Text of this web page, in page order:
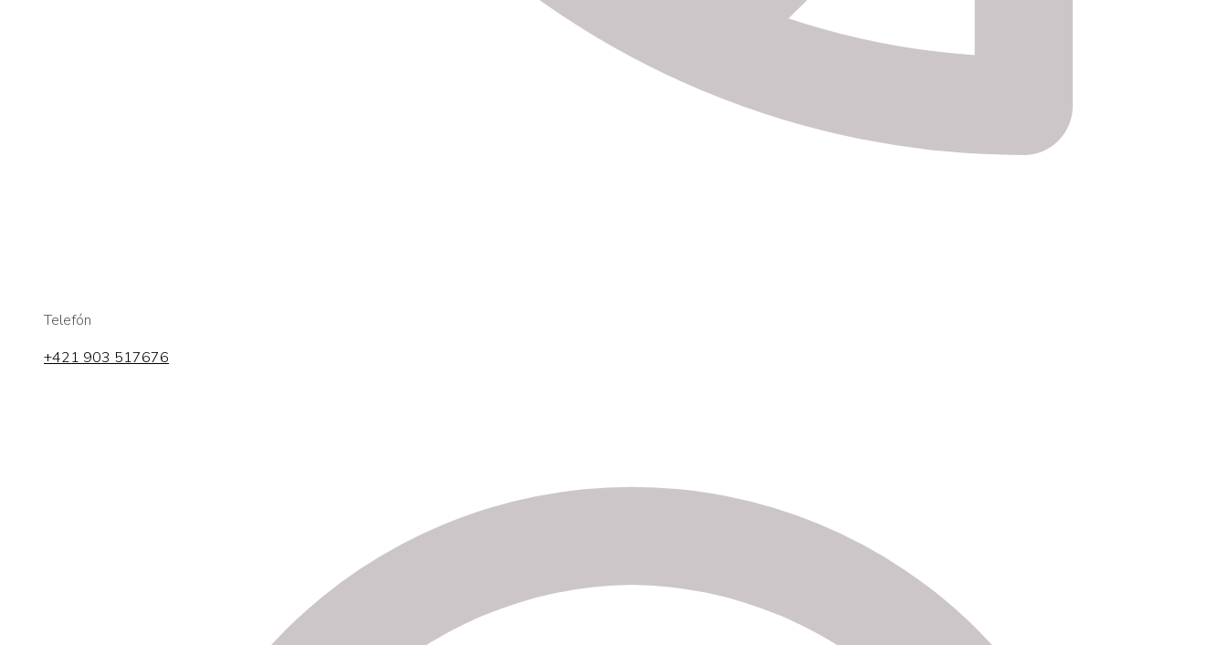
Telefón
+421 903 517676